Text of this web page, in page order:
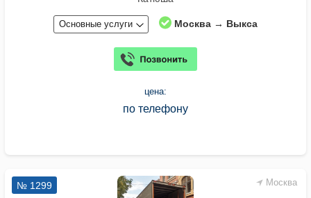
Основные услуги Москва → Выкса
цена:
по телефону
Москва
№ 1299